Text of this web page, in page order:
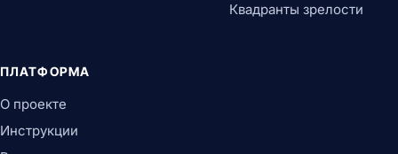
Квадранты зрелости
ПЛАТФОРМА
О проекте
Инструкции